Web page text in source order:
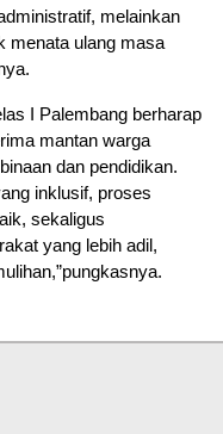
melainkan
menata ulang masa
I Palembang berharap
mantan warga
dan pendidikan.
inklusif, proses
sekaligus
yang lebih adil,